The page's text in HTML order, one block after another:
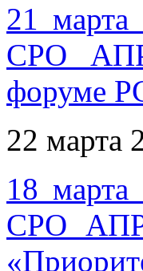
21 марта
СРО АПР
форуме
22 марта
18 марта
СРО АПР